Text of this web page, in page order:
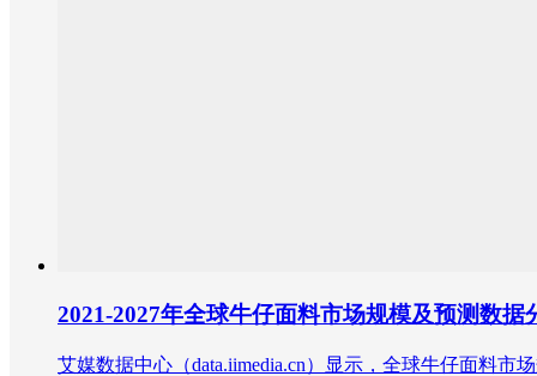
2021-2027年全球牛仔面料市场规模及预测数
艾媒数据中心（data.iimedia.cn）显示，全球牛仔面料市